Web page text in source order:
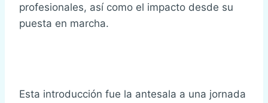
profesionales, así como el impacto desde su
puesta en marcha.
Esta introducción fue la antesala a una jornada